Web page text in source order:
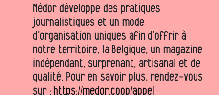
Médor développe des pratiques
journalistiques et un mode
d’organisation uniques afin d’offrir à
notre territoire, la Belgique, un magazine
indépendant, surprenant, artisanal et de
qualité. Pour en savoir plus, rendez-vous
sur : https://medor.coop/appel